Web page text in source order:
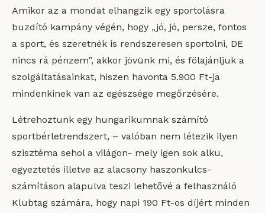
Amikor az a mondat elhangzik egy sportolásra
buzdító kampány végén, hogy „jó, jó, persze, fontos
a sport, és szeretnék is rendszeresen sportolni, DE
nincs rá pénzem”, akkor jövünk mi, és fölajánljuk a
szolgáltatásainkat, hiszen havonta 5.900 Ft-ja
mindenkinek van az egészsége megőrzésére.
Létrehoztunk egy hungarikumnak számító
sportbérletrendszert, – valóban nem létezik ilyen
szisztéma sehol a világon- mely igen sok alku,
egyeztetés illetve az alacsony haszonkulcs-
számításon alapulva teszi lehetővé a felhasználó
Klubtag számára, hogy napi 190 Ft-os díjért minden